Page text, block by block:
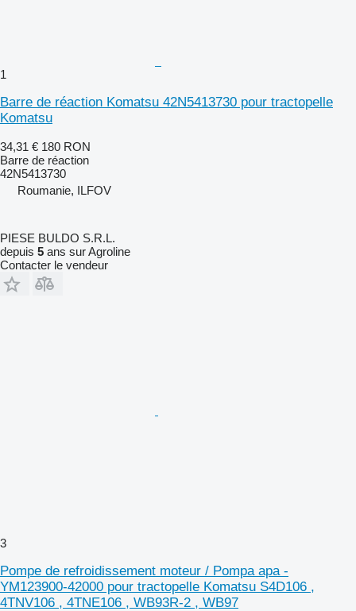
1
Barre de réaction Komatsu 42N5413730 pour tractopelle
Komatsu
34,31 € 180 RON
Barre de réaction
42N5413730
Roumanie, ILFOV
PIESE BULDO S.R.L.
depuis 5 ans sur Agroline
Contacter le vendeur
3
Pompe de refroidissement moteur / Pompa apa -
YM123900-42000 pour tractopelle Komatsu S4D106 ,
4TNV106 , 4TNE106 , WB93R-2 , WB97